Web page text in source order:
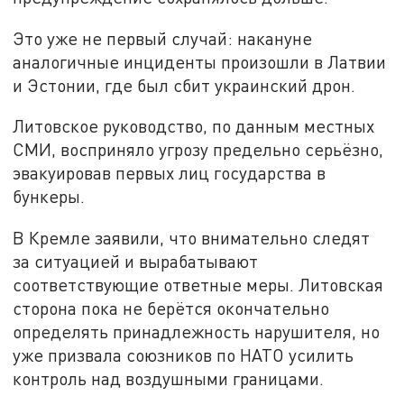
Это уже не первый случай: накануне
аналогичные инциденты произошли в Латвии
и Эстонии, где был сбит украинский дрон.
Литовское руководство, по данным местных
СМИ, восприняло угрозу предельно серьёзно,
эвакуировав первых лиц государства в
бункеры.
В Кремле заявили, что внимательно следят
за ситуацией и вырабатывают
соответствующие ответные меры. Литовская
сторона пока не берётся окончательно
определять принадлежность нарушителя, но
уже призвала союзников по НАТО усилить
контроль над воздушными границами.